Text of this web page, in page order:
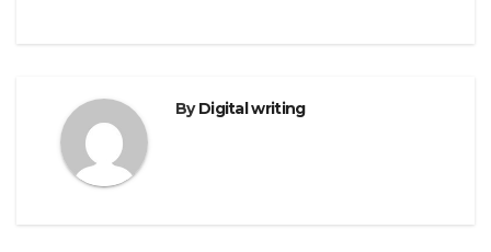
ByDigital writing